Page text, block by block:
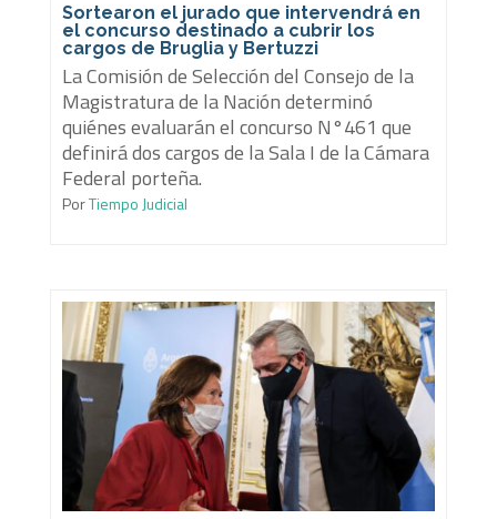
Sortearon el jurado que intervendrá en
el concurso destinado a cubrir los
cargos de Bruglia y Bertuzzi
La Comisión de Selección del Consejo de la
Magistratura de la Nación determinó
quiénes evaluarán el concurso N°461 que
definirá dos cargos de la Sala I de la Cámara
Federal porteña.
PorTiempo Judicial